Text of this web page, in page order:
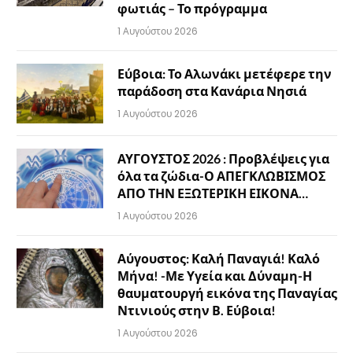
φωτιάς – Το πρόγραμμα
1 Αυγούστου 2026
Εύβοια: Το Αλωνάκι μετέφερε την
παράδοση στα Κανάρια Νησιά
1 Αυγούστου 2026
ΑΥΓΟΥΣΤΟΣ 2026 : Προβλέψεις για
όλα τα ζώδια-Ο ΑΠΕΓΚΛΩΒΙΣΜΟΣ
ΑΠΟ ΤΗΝ ΕΞΩΤΕΡΙΚΗ ΕΙΚΟΝΑ…
1 Αυγούστου 2026
Αύγουστος: Καλή Παναγιά! Καλό
Μήνα! -Με Υγεία και Δύναμη-Η
θαυματουργή εικόνα της Παναγίας
Ντινιούς στην Β. Εύβοια!
1 Αυγούστου 2026